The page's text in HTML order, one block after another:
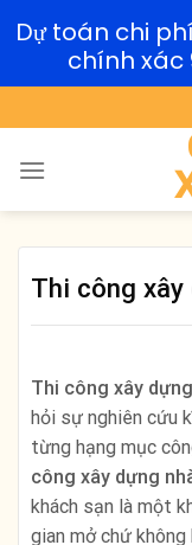
to
content
Thi công
Thi công xây
hỏi sự nghiên cứu
từng hạng mục
công xây dựng
khách sạn là một
gian mở chứ
Dự toán chi
chính xác